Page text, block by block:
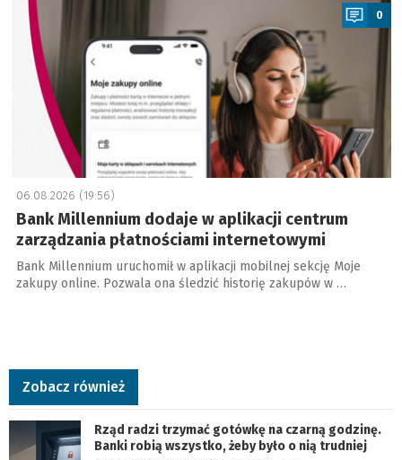
0
06.08.2026 (19:56)
Bank Millennium dodaje w aplikacji centrum
zarządzania płatnościami internetowymi
Bank Millennium uruchomił w aplikacji mobilnej sekcję Moje
zakupy online. Pozwala ona śledzić historię zakupów w …
Zobacz również
Rząd radzi trzymać gotówkę na czarną godzinę.
Banki robią wszystko, żeby było o nią trudniej